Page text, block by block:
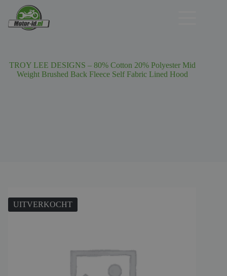
TROY LEE DESIGNS – 80% Cotton 20% Polyester Mid
Weight Brushed Back Fleece Self Fabric Lined Hood
UITVERKOCHT